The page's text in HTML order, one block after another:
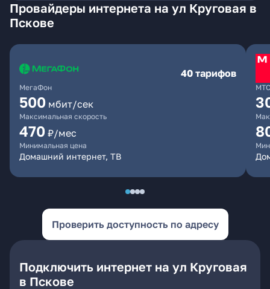
Провайдеры интернета на ул Круговая в
Пскове
МегаФон
40 тарифов
500 мбит/сек
Максимальная скорость
470 ₽/мес
Минимальная цена
Домашний интернет, ТВ
МТС
Проверить доступность по адресу
Подключить интернет на ул Круговая
в Пскове